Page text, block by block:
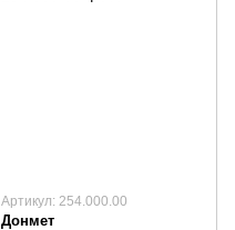
Артикул: 254.000.00
Донмет